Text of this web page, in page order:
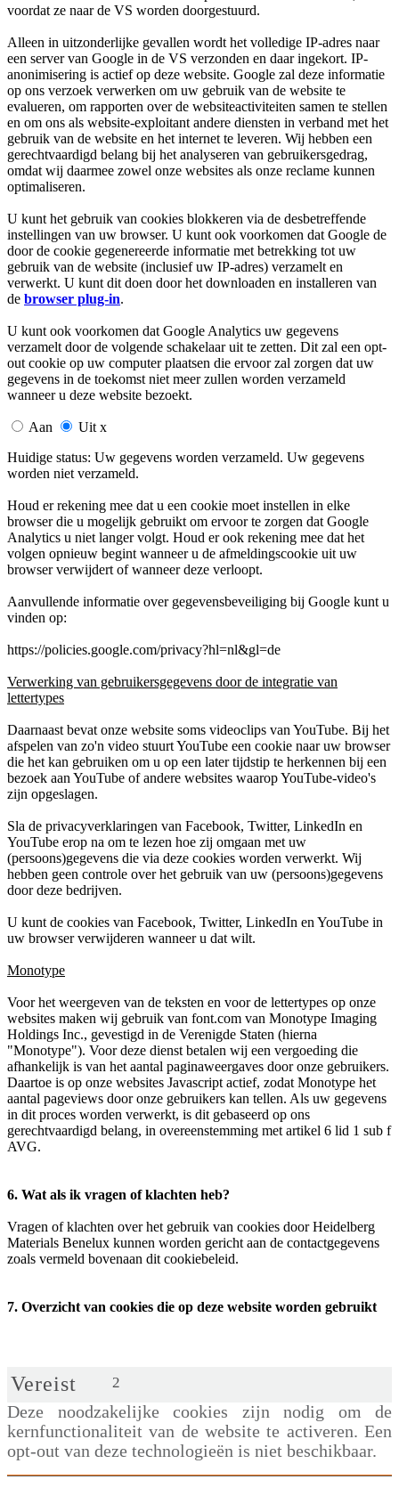
voordat ze naar de VS worden doorgestuurd.
Alleen in uitzonderlijke gevallen wordt het volledige IP-adres naar
een server van Google in de VS verzonden en daar ingekort. IP-
anonimisering is actief op deze website. Google zal deze informatie
op ons verzoek verwerken om uw gebruik van de website te
evalueren, om rapporten over de websiteactiviteiten samen te stellen
en om ons als website-exploitant andere diensten in verband met het
gebruik van de website en het internet te leveren. Wij hebben een
gerechtvaardigd belang bij het analyseren van gebruikersgedrag,
omdat wij daarmee zowel onze websites als onze reclame kunnen
optimaliseren.
U kunt het gebruik van cookies blokkeren via de desbetreffende
instellingen van uw browser. U kunt ook voorkomen dat Google de
door de cookie gegenereerde informatie met betrekking tot uw
gebruik van de website (inclusief uw IP-adres) verzamelt en
verwerkt. U kunt dit doen door het downloaden en installeren van
de browser plug-in.
U kunt ook voorkomen dat Google Analytics uw gegevens
verzamelt door de volgende schakelaar uit te zetten. Dit zal een opt-
out cookie op uw computer plaatsen die ervoor zal zorgen dat uw
gegevens in de toekomst niet meer zullen worden verzameld
wanneer u deze website bezoekt.
Aan Uit x
Huidige status: Uw gegevens worden verzameld. Uw gegevens
worden niet verzameld.
Houd er rekening mee dat u een cookie moet instellen in elke
browser die u mogelijk gebruikt om ervoor te zorgen dat Google
Analytics u niet langer volgt. Houd er ook rekening mee dat het
volgen opnieuw begint wanneer u de afmeldingscookie uit uw
browser verwijdert of wanneer deze verloopt.
Aanvullende informatie over gegevensbeveiliging bij Google kunt u
vinden op:
https://policies.google.com/privacy?hl=nl&gl=de
Verwerking van gebruikersgegevens door de integratie van
lettertypes
Daarnaast bevat onze website soms videoclips van YouTube. Bij het
afspelen van zo'n video stuurt YouTube een cookie naar uw browser
die het kan gebruiken om u op een later tijdstip te herkennen bij een
bezoek aan YouTube of andere websites waarop YouTube-video's
zijn opgeslagen.
Sla de privacyverklaringen van Facebook, Twitter, LinkedIn en
YouTube erop na om te lezen hoe zij omgaan met uw
(persoons)gegevens die via deze cookies worden verwerkt. Wij
hebben geen controle over het gebruik van uw (persoons)gegevens
door deze bedrijven.
U kunt de cookies van Facebook, Twitter, LinkedIn en YouTube in
uw browser verwijderen wanneer u dat wilt.
Monotype
Voor het weergeven van de teksten en voor de lettertypes op onze
websites maken wij gebruik van font.com van Monotype Imaging
Holdings Inc., gevestigd in de Verenigde Staten (hierna
"Monotype"). Voor deze dienst betalen wij een vergoeding die
afhankelijk is van het aantal paginaweergaves door onze gebruikers.
Daartoe is op onze websites Javascript actief, zodat Monotype het
aantal pageviews door onze gebruikers kan tellen. Als uw gegevens
in dit proces worden verwerkt, is dit gebaseerd op ons
gerechtvaardigd belang, in overeenstemming met artikel 6 lid 1 sub f
AVG.
6. Wat als ik vragen of klachten heb?
Vragen of klachten over het gebruik van cookies door Heidelberg
Materials Benelux kunnen worden gericht aan de contactgegevens
zoals vermeld bovenaan dit cookiebeleid.
7. Overzicht van cookies die op deze website worden gebruikt
Vereist 2
Deze noodzakelijke cookies zijn nodig om de
kernfunctionaliteit van de website te activeren. Een
opt-out van deze technologieën is niet beschikbaar.